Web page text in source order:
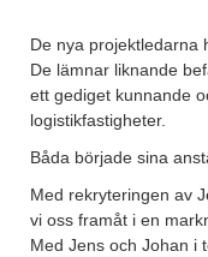
De nya projektledarna
De lämnar liknande
ett gediget kunnande
logistikfastigheter.
Båda började sina
Med rekryteringen av
vi oss framåt i en
Med Jens och Johan i